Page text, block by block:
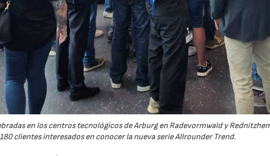
en los centros tecnológicos de Arburg en Radevormwald y
clientes interesados en conocer la nueva serie Allrounder Trend.